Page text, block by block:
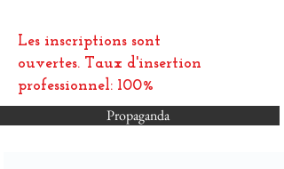
Propaganda
Les inscriptions sont
ouvertes. Taux d'insertion
professionnel: 100%